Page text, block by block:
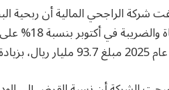
شركة الراجحي المالية أن ربحية
16.7% على أساس سنوي.